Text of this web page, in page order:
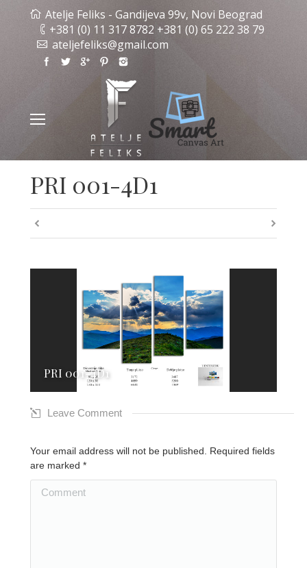
Atelje Feliks - Gandijeva 99v, Novi Beograd
+381 (0) 11 317 8782 +381 (0) 65 222 38 79
ateljefeliks@gmail.com
PRI 001-4D1
PRI 001-4D1
Leave Comment
Your email address will not be published. Required fields
are marked *
Comment